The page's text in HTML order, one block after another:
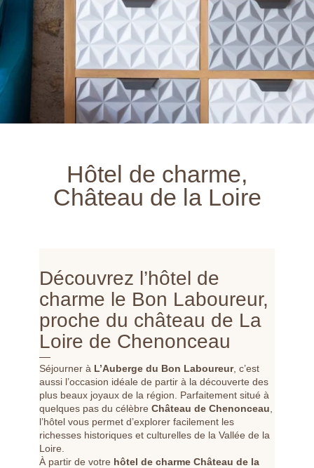
Hôtel de charme,
Château de la Loire
Découvrez l’hôtel de
charme le Bon Laboureur,
proche du château de La
Loire de Chenonceau
Séjourner à L’Auberge du Bon Laboureur, c’est
aussi l’occasion idéale de partir à la découverte des
plus beaux joyaux de la région. Parfaitement situé à
quelques pas du célèbre Château de Chenonceau
l’hôtel vous permet d’explorer facilement les
richesses historiques et culturelles de la Vallée de la
Loire.
À partir de votre hôtel de charme Château de la